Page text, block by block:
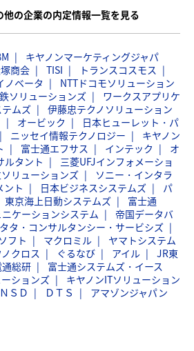
の企業の内定情報一覧を見る
キヤノンマーケティングジャパ
商会 TISI
トランスコスモス
ノベータ
NTTドコモソリューション
ソリューションズ
ワークスアプリケ
ムズ
伊藤忠テクノソリューション
オービック
日本ヒューレット・パ
ニッセイ情報テクノロジー
キヤノン
富士通エフサス インテック
オ
ルタント
三菱UFJインフォメーショ
リューションズ
ソニー・インタラ
ント
日本ビジネスシステムズ
パ
東京海上日動システムズ
富士通
ケーションシステム
帝国データバ
タ・コンサルタンシー・サービシズ
フト マクロミル
ヤマトシステム
クロス ぐるなび アイル
JR東
通総研
富士通システムズ・イース
ションズ
キヤノンITソリューション
ＮＳＤ ＤＴＳ アマゾンジャパン